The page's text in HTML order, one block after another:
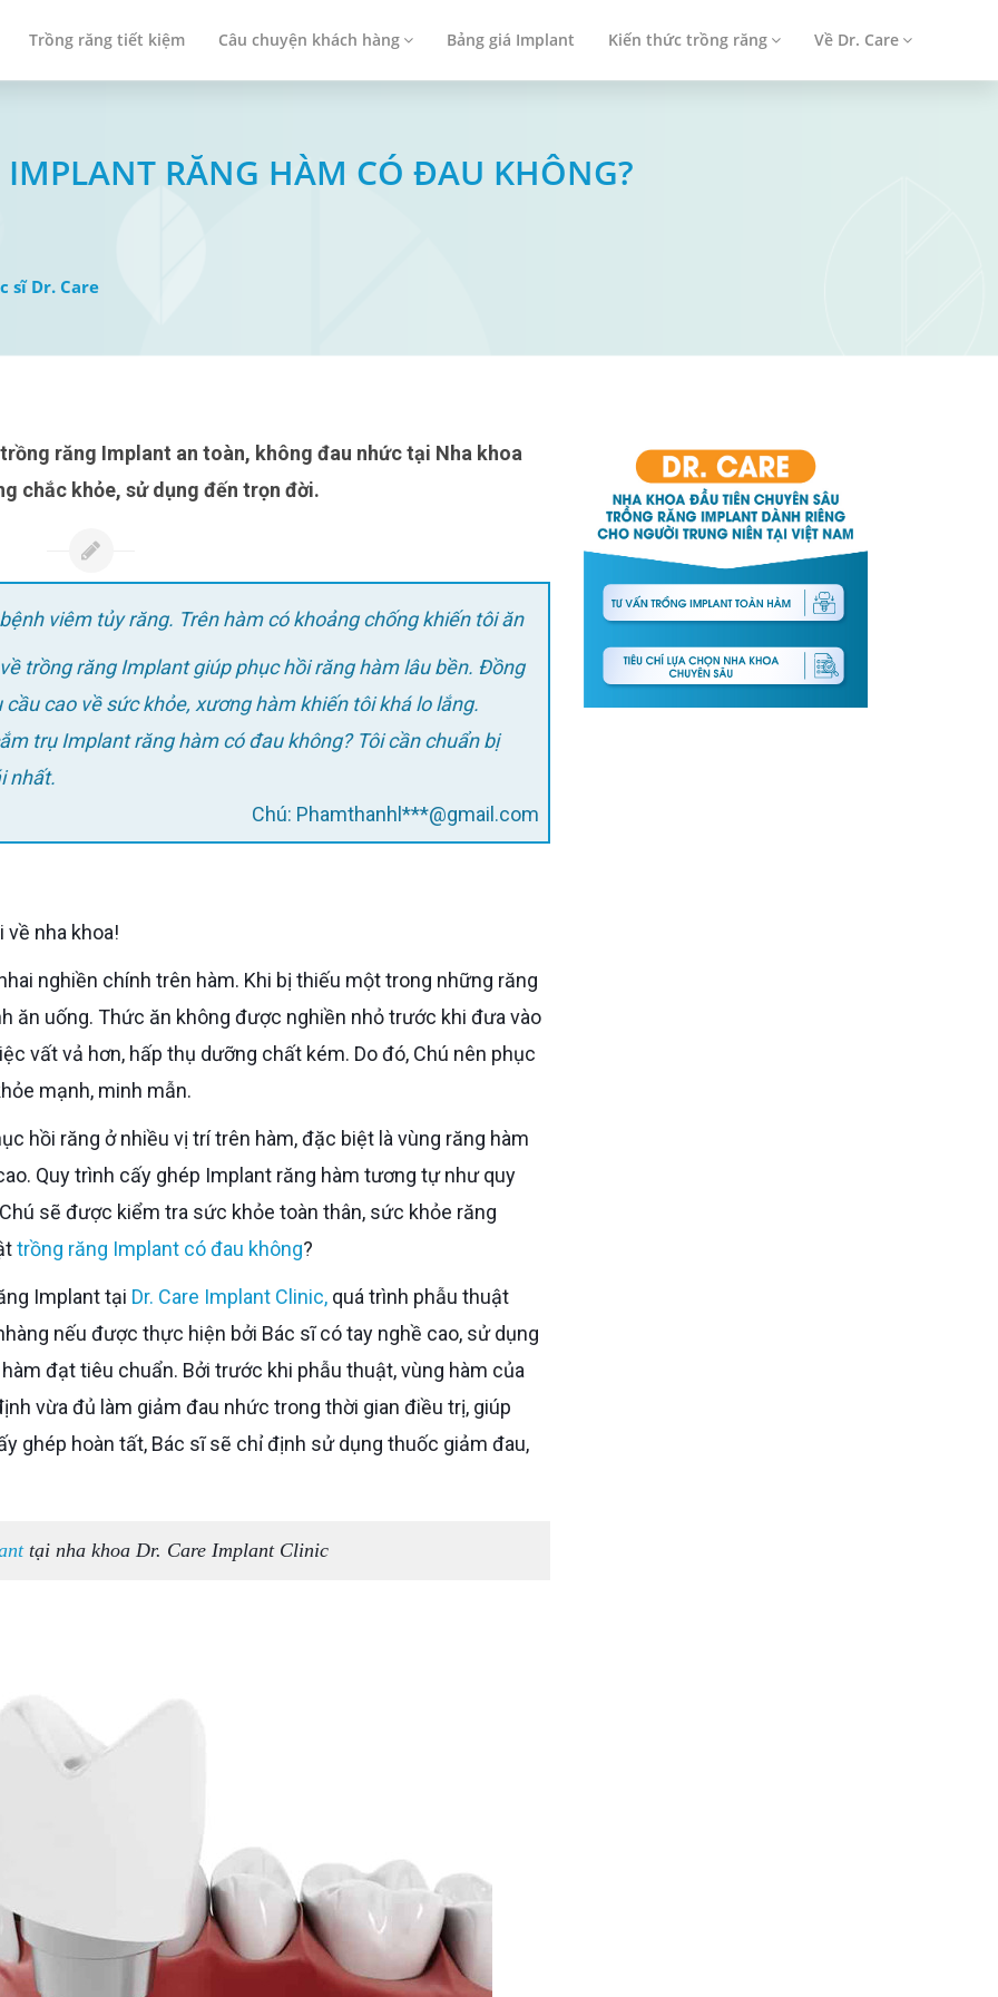
Trồng răng tiết kiệm Câu chuyện khách hàng Bảng giá Implant Kiến thức trồng răng Về Dr. Care
RĂNG HÀM CÓ ĐAU KHÔNG?
sĩ Dr. Care
chắc khỏe, sử dụng đến trọn đời.
viêm tủy răng. Trên hàm có khoảng chống khiến tôi ăn
trồng răng Implant giúp phục hồi răng hàm lâu bền. Đồng
cao về sức khỏe, xương hàm khiến tôi khá lo lắng.
nhất.
Chú: Phamthanhl***@gmail.com
nha khoa!
ăn uống. Thức ăn không được nghiền nhỏ trước khi đưa vào
vất vả hơn, hấp thụ dưỡng chất kém. Do đó, Chú nên phục
mạnh, minh mẫn.
hồi răng ở nhiều vị trí trên hàm, đặc biệt là vùng răng hàm
Quy trình cấy ghép Implant răng hàm tương tự như quy
sẽ được kiểm tra sức khỏe toàn thân, sức khỏe răng
trồng răng Implant có đau không?
Implant tại Dr. Care Implant Clinic, quá trình phẫu thuật
nếu được thực hiện bởi Bác sĩ có tay nghề cao, sử dụng
đạt tiêu chuẩn. Bởi trước khi phẫu thuật, vùng hàm của
vừa đủ làm giảm đau nhức trong thời gian điều trị, giúp
ghép hoàn tất, Bác sĩ sẽ chỉ định sử dụng thuốc giảm đau,
tại nha khoa Dr. Care Implant Clinic